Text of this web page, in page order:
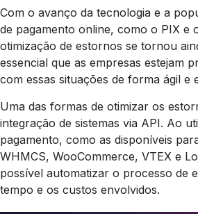
Com o avanço da tecnologia e a
de pagamento online, como o PIX e
otimização de estornos se tornou
essencial que as empresas estejam
com essas situações de forma ágil e
Uma das formas de otimizar os
integração de sistemas via API. Ao
pagamento, como as disponíveis
WHMCS, WooCommerce, VTEX e
possível automatizar o processo de
tempo e os custos envolvidos.